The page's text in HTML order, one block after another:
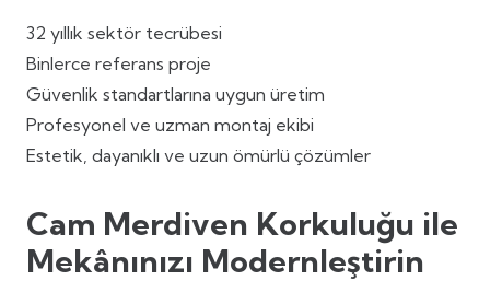
32 yıllık sektör tecrübesi
Binlerce referans proje
Güvenlik standartlarına uygun üretim
Profesyonel ve uzman montaj ekibi
Estetik, dayanıklı ve uzun ömürlü çözümler
Cam Merdiven Korkuluğu ile
Mekânınızı Modernleştirin